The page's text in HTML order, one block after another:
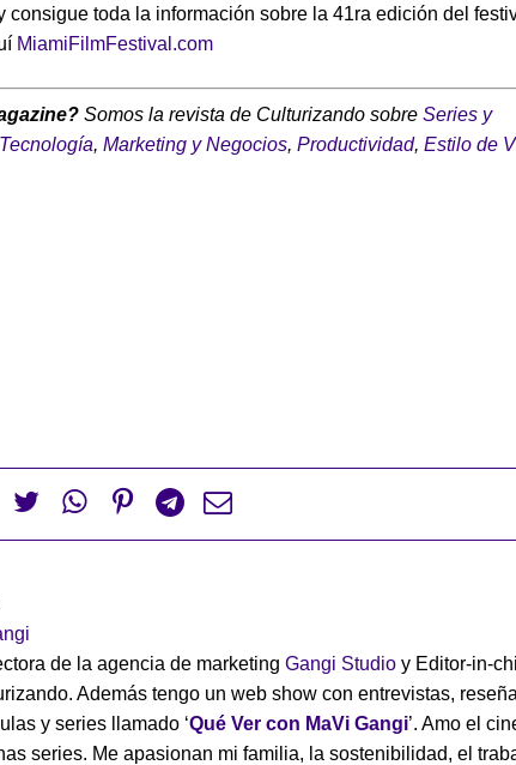
consigue toda la información sobre la 41ra edición del
MiamiFilmFestival.com
Somos la revista de Culturizando sobre Series y
, Marketing y Negocios, Productividad, Estilo de
    
de la agencia de marketing Gangi Studio y Editor-in-
Además tengo un web show con entrevistas,
y series llamado ‘Qué Ver con MaVi Gangi’. Amo el
series. Me apasionan mi familia, la sostenibilidad, el